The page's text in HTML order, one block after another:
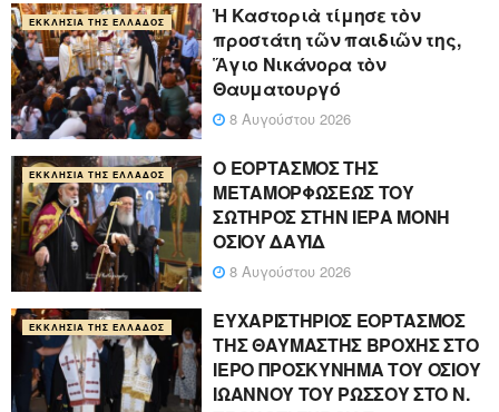
ΕΚΚΛΗΣΊΑ ΤΗΣ ΕΛΛΆΔΟΣ
Ἡ Καστοριὰ τίμησε τὸν
προστάτη τῶν παιδιῶν της,
Ἅγιο Νικάνορα τὸν
Θαυματουργό
8 Αυγούστου 2026
ΕΚΚΛΗΣΊΑ ΤΗΣ ΕΛΛΆΔΟΣ
Ο ΕΟΡΤΑΣΜΟΣ ΤΗΣ
ΜΕΤΑΜΟΡΦΩΣΕΩΣ ΤΟΥ
ΣΩΤΗΡΟΣ ΣΤΗΝ ΙΕΡΑ ΜΟΝΗ
ΟΣΙΟΥ ΔΑΥΪΔ
8 Αυγούστου 2026
ΕΚΚΛΗΣΊΑ ΤΗΣ ΕΛΛΆΔΟΣ
ΕΥΧΑΡΙΣΤΗΡΙΟΣ ΕΟΡΤΑΣΜΟΣ
ΤΗΣ ΘΑΥΜΑΣΤΗΣ ΒΡΟΧΗΣ ΣΤΟ
ΙΕΡΟ ΠΡΟΣΚΥΝΗΜΑ ΤΟΥ ΟΣΙΟΥ
ΙΩΑΝΝΟΥ ΤΟΥ ΡΩΣΣΟΥ ΣΤΟ Ν.